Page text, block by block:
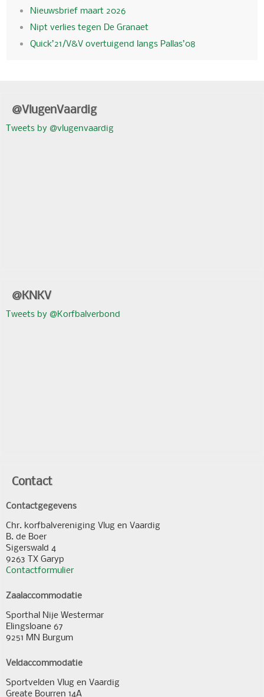
Nieuwsbrief maart 2026
Nipt verlies tegen De Granaet
Quick’21/V&V overtuigend langs Pallas’08
@VlugenVaardig
Tweets by @vlugenvaardig
@KNKV
Tweets by @Korfbalverbond
Contact
Contactgegevens
Chr. korfbalvereniging Vlug en Vaardig
B. de Boer
Sigerswald 4
9263 TX Garyp
Contactformulier
Zaalaccommodatie
Sporthal Nije Westermar
Elingsloane 67
9251 MN Burgum
Veldaccommodatie
Sportvelden Vlug en Vaardig
Greate Bourren 14A